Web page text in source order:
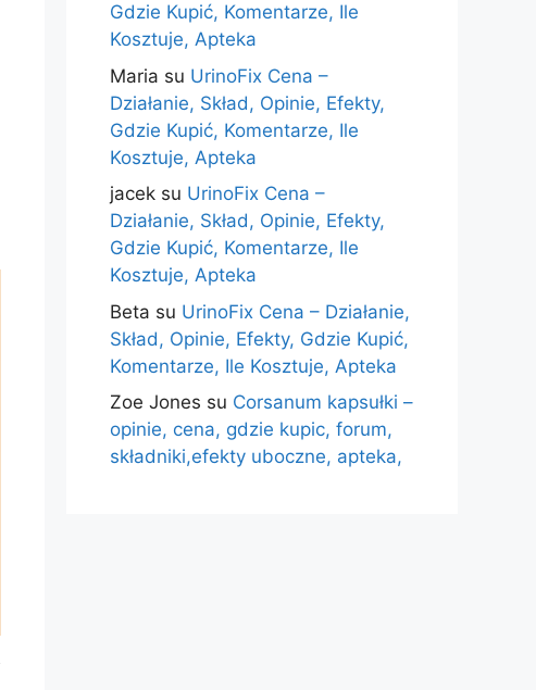
Gdzie Kupić, Komentarze, Ile
Kosztuje, Apteka
Maria su UrinoFix Cena –
Działanie, Skład, Opinie, Efekty,
Gdzie Kupić, Komentarze, Ile
Kosztuje, Apteka
jacek su UrinoFix Cena –
Działanie, Skład, Opinie, Efekty,
Gdzie Kupić, Komentarze, Ile
Kosztuje, Apteka
Beta su UrinoFix Cena – Działanie,
Skład, Opinie, Efekty, Gdzie Kupić,
Komentarze, Ile Kosztuje, Apteka
Zoe Jones su Corsanum kapsułki –
opinie, cena, gdzie kupic, forum,
składniki,efekty uboczne, apteka,